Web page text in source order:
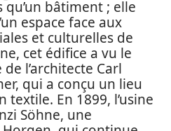
bâtiment ; elle
espace face aux
et culturelles de
cet édifice a vu le
l’architecte Carl
qui a conçu un lieu
En 1899, l’usine
Söhne, une